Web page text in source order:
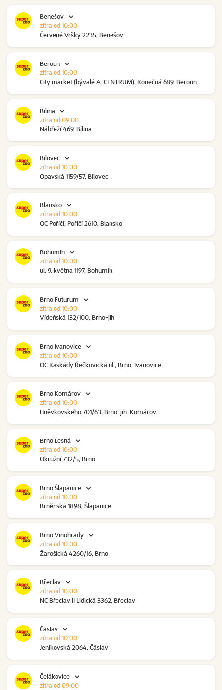
Benešov
Červené Vršky 2235, Benešov
zítra od 10:00
Beroun
City market (bývalé A-CENTRUM), Konečná 689, Beroun
zítra od 10:00
Bílina
Nábřeží 469, Bílina
zítra od 09:00
Bílovec
Opavská 1159/57, Bílovec
zítra od 10:00
Blansko
OC Poříčí, Poříčí 2610, Blansko
zítra od 10:00
Bohumín
ul. 9. května 1197, Bohumín
zítra od 10:00
Brno Futurum
Vídeňská 132/100, Brno-jih
zítra od 10:00
Brno Ivanovice
OC Kaskády Řečkovická ul., Brno-Ivanovice
zítra od 10:00
Brno Komárov
Hněvkovského 701/63, Brno-jih-Komárov
zítra od 10:00
Brno Lesná
Okružní 732/5, Brno
zítra od 10:00
Brno Šlapanice
Brněnská 1898, Šlapanice
zítra od 10:00
Brno Vinohrady
Žarošická 4260/16, Brno
zítra od 10:00
Břeclav
NC Břeclav II Lidická 3362, Břeclav
zítra od 10:00
Čáslav
Jeníkovská 2064, Čáslav
zítra od 10:00
Čelákovice
zítra od 09:00